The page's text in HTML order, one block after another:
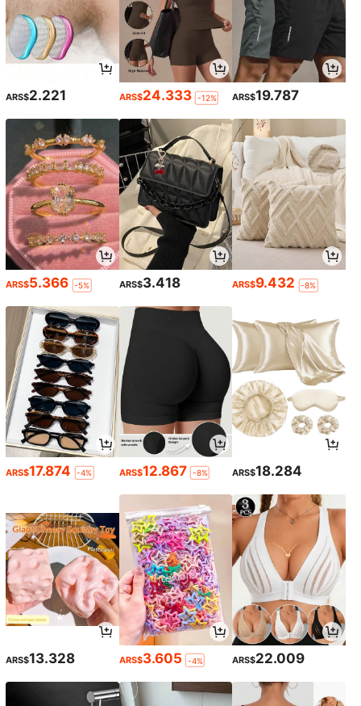
ARS$2.221 ARS$24.333 -12% ARS$19.787
ARS$5.366 -5% ARS$3.418 ARS$9.432 -8%
ARS$17.874 -4% ARS$12.867 -8% ARS$18.284
ARS$13.328 ARS$3.605 -4% ARS$22.009